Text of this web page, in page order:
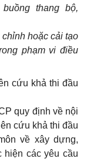
thang bộ,
hoặc cải tạo
phạm vi điều
cứu khả thi đầu
quy định về nội
cứu khả thi đầu
về xây dựng,
hiện các yêu cầu